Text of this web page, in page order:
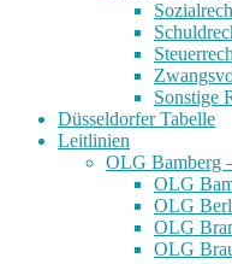
Sonstige
Düsseldorfer Tabelle
Leitlinien
OLG Bamberg
OLG
OLG
OLG
OLG